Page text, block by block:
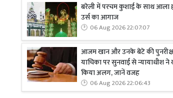
बरेली में परचम कुशाई के साथ
उर्स का आगाज
06 Aug 2026 22:07:07
आजम खान और उनके बेटे की
याचिका पर सुनवाई से न्यायाधीश
किया अलग, जानें वजह
06 Aug 2026 22:06:43